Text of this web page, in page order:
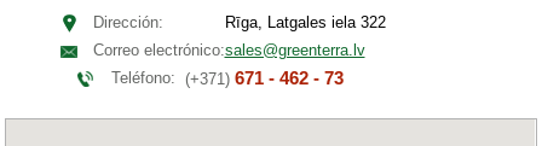
Dirección:
Rīga, Latgales iela 322
Correo electrónico:sales@greenterra.lv
Teléfono: (+371) 671 - 462 - 73